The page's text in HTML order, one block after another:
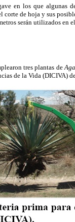
en los que algunas
corte de hoja y sus
serán utilizados
tres plantas de
de la Vida (DICIVA)